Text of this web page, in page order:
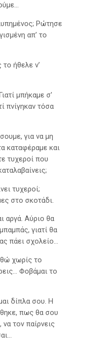
Ρώτησε
απ’ το
ήθελε ν’
μπήκαμε σ’
πνίγηκαν τόσα
για να μη
καταφέραμε και
τυχεροί που
τυχεροί;
στο σκοτάδι.
αργά. Αύριο θα
γιατί θα
πάει σχολείο…
χωρίς το
Φοβάμαι το
δίπλα σου. Η
πως θα σου
τον παίρνεις